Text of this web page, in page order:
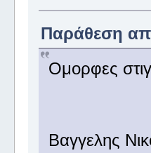
Παράθεση
Ομορφες
Βαγγελης